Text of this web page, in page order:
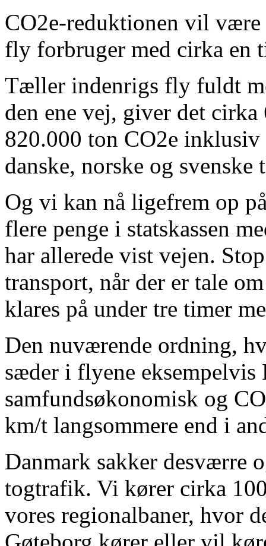
CO2e-reduktionen vil
fly forbruger med cirka en
Tæller indenrigs fly fuldt
den ene vej, giver det
820.000 ton CO2e
danske, norske og
Og vi kan nå ligefrem op
flere penge i statskassen
har allerede vist vejen.
transport, når der er tale
klares på under tre timer
Den nuværende ordning,
sæder i flyene
samfundsøkonomisk og
km/t langsommere end i
Danmark sakker desværre
togtrafik. Vi kører cirka
vores regionalbaner, hvor